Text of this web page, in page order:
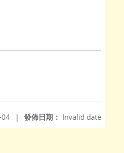
發佈日期： Invalid date
|